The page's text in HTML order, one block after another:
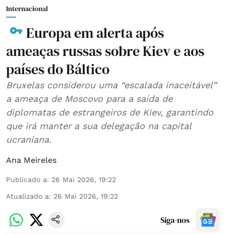
Internacional
Europa em alerta após
ameaças russas sobre Kiev e aos
países do Báltico
Bruxelas considerou uma “escalada inaceitável”
a ameaça de Moscovo para a saída de
diplomatas de estrangeiros de Kiev, garantindo
que irá manter a sua delegação na capital
ucraniana.
Ana Meireles
Publicado a: 26 Mai 2026, 19:22
Atualizado a: 26 Mai 2026, 19:22
Siga-nos